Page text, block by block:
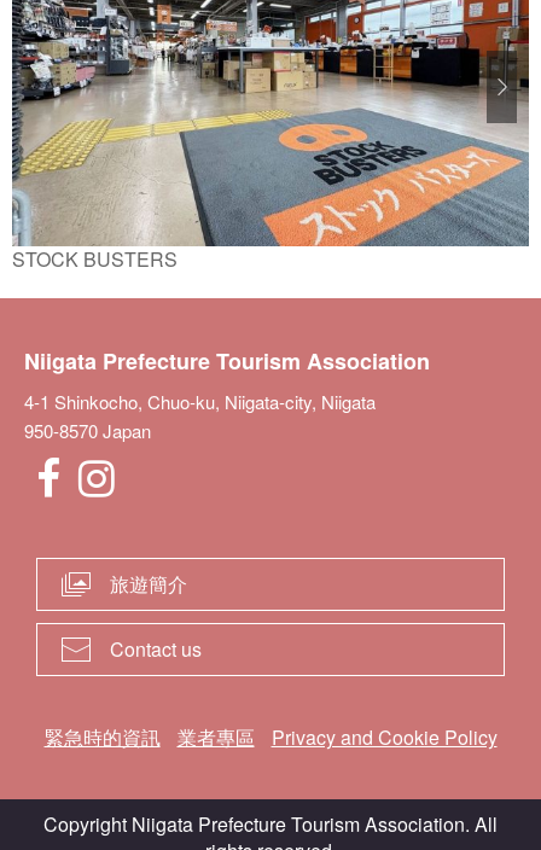
STOCK BUSTERS
Niigata Prefecture Tourism Association
4-1 Shinkocho, Chuo-ku, Niigata-city, Niigata
950-8570 Japan
旅遊簡介
Contact us
緊急時的資訊 業者專區 Privacy and Cookie Policy
Copyright Niigata Prefecture Tourism Association. All